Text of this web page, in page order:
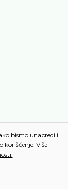
bismo unapredili
korišćenje. Više